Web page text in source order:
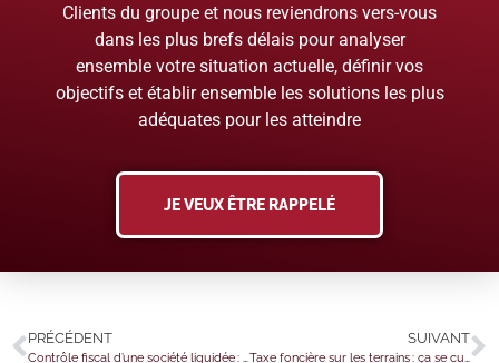
Clients du groupe et nous reviendrons vers-vous
dans les plus brefs délais pour analyser
ensemble votre situation actuelle, définir vos
objectifs et établir ensemble les solutions les plus
adéquates pour les atteindre
JE VEUX ÊTRE RAPPELÉ
PRÉCÉDENT
Contrôle fiscal d’une société liquidée : à qui doit être adressée la proposition de rectification ?
SUIVANT
Taxe foncière sur les terrains : ça se cultive ?